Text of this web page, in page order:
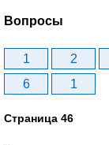
Вопросы
1 2
6
1
Страница 46